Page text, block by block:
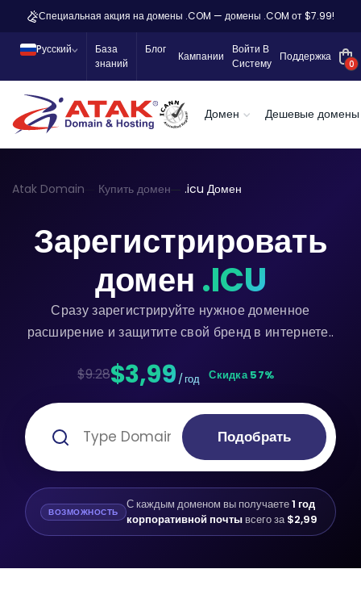
Специальная акция на домены .COM — домены .COM от $7.99!
Pусский
База
знаний
Блог
Кампании
Войти В
Систему
Поддержка
0
Домен Дешевые домены
Atak Domain Купить домен .icu Домен
Зарегистрировать
домен .ICU
Сразу зарегистрируйте нужное доменное
расширение и защитите свой бренд в интернете..
$9.28$3,99 / год Скидка 57%
Подобрать
ВОЗМОЖНОСТЬ С каждым доменом вы получаете1 год
корпоративной почтывсего за$2,99